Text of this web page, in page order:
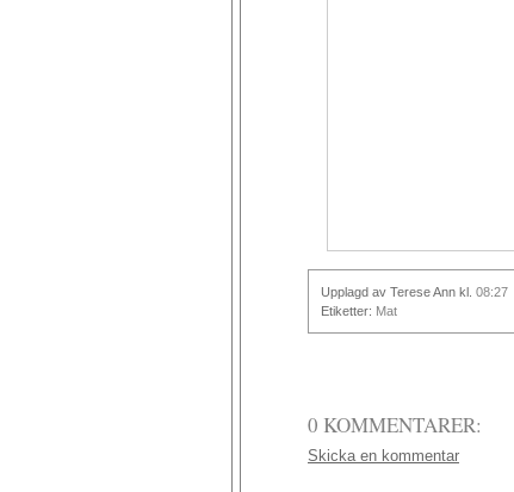
Upplagd av Terese Ann kl. 08:27
Etiketter: Mat
0 KOMMENTARER:
Skicka en kommentar